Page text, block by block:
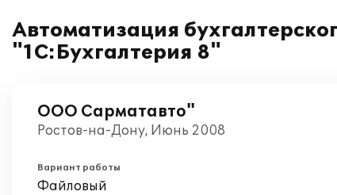
Автоматизация
"1С:Бухгалтерия 8"
ООО Сарматавто"
Ростов-на-Дону, Июнь 2008
Вариант работы
Файловый